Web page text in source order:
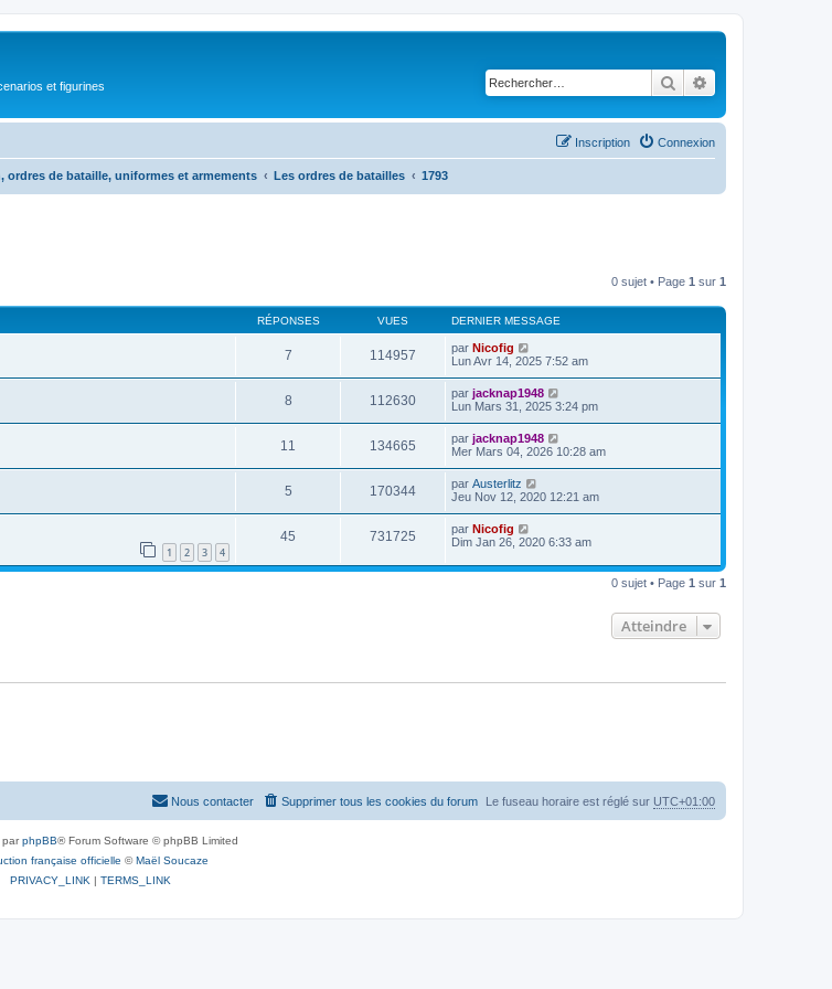
et figurines Rechercher
Connexion
Inscription
de bataille, uniformes et armements Les ordres de batailles 1793
0 sujet • Page 1 sur 1
RÉPONSES VUES DERNIER MESSAGE
7 114957 par Nicofig
Lun Avr 14, 2025 7:52 am
8 112630 par jacknap1948
Lun Mars 31, 2025 3:24 pm
11 134665 par jacknap1948
Mer Mars 04, 2026 10:28 am
5 170344 par Austerlitz
Jeu Nov 12, 2020 12:21 am
1 2 3 4
45 731725 par Nicofig
Dim Jan 26, 2020 6:33 am
0 sujet • Page 1 sur 1
Atteindre
Le fuseau horaire est réglé sur UTC+01:00
Supprimer tous les cookies du forum
Nous contacter
parphpBB® Forum Software © phpBB Limited
française officielle ©Maël Soucaze
PRIVACY_LINK | TERMS_LINK